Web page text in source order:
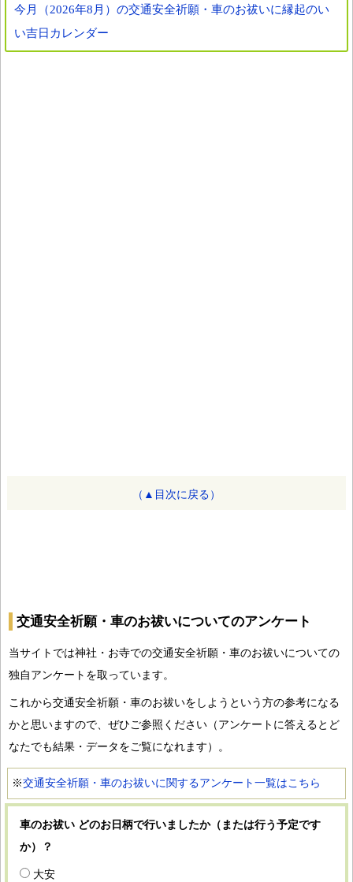
今月（2026年8月）の交通安全祈願・車のお祓いに縁起のい
い吉日カレンダー
（▲目次に戻る）
交通安全祈願・車のお祓いについてのアンケート
当サイトでは神社・お寺での交通安全祈願・車のお祓いについての
独自アンケートを取っています。
これから交通安全祈願・車のお祓いをしようという方の参考になる
かと思いますので、ぜひご参照ください（アンケートに答えるとど
なたでも結果・データをご覧になれます）。
※交通安全祈願・車のお祓いに関するアンケート一覧はこちら
車のお祓い どのお日柄で行いましたか（または行う予定です
か）？
大安